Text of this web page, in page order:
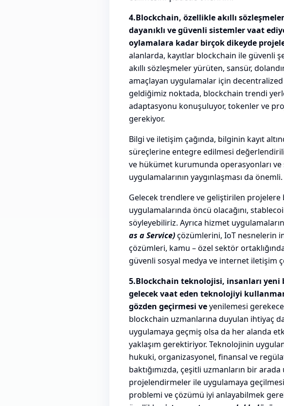
4.Blockchain, özellikle akıllı
dayanıklı ve güvenli sistemler vaat
oylamalara kadar birçok dikeyde
alanlarda, kayıtlar blockchain ile güvenli
akıllı sözleşmeler yürüten, sansür,
amaçlayan uygulamalar için decentralized
geldiğimiz noktada, blockchain trendi
adaptasyonu konuşuluyor, tokenler ve
gerekiyor.
Bilgi ve iletişim çağında, bilginin kayıt
süreçlerine entegre edilmesi
ve hükümet kurumunda operasyonları
uygulamalarının yaygınlaşması da önemli.
Gelecek trendlere ve geliştirilen projelere
uygulamalarında öncü olacağını,
söyleyebiliriz. Ayrıca hizmet
as a Service)çözümlerini, IoT nesnelerin
çözümleri, kamu – özel sektör
güvenli sosyal medya ve internet iletişim
5.Blockchain teknolojisi, insanları yeni
gelecek vaat eden teknolojiyi
gözden geçirmesi veyenilemesi
blockchain uzmanlarına duyulan ihtiyaç
uygulamaya geçmiş olsa da her alanda
yaklaşım gerektiriyor. Teknolojinin
hukuki, organizasyonel, finansal ve
baktığımızda, çeşitli uzmanların bir
projelendirmeler ile uygulamaya
problemi ve çözümü iyi anlayabilmek